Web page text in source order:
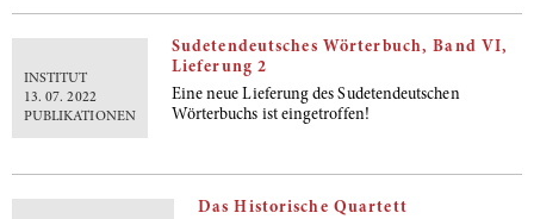
INSTITUT
13. 07. 2022
PUBLIKATIONEN
Sudetendeutsches Wörterbuch, Band VI,
Lieferung 2
Eine neue Lieferung des Sudetendeutschen
Wörterbuchs ist eingetroffen!
Das Historische Quartett